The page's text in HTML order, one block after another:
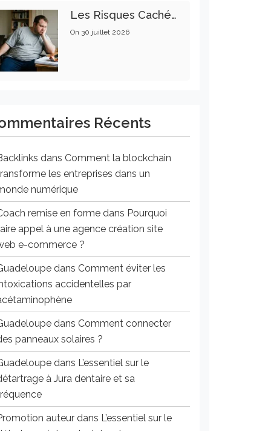
Les Risques Cachés De La Sédentarité : Un Enjeu Pour Votre Santé
On 30 juillet 2026
Récents
dans Comment la blockchain
les entreprises dans un
numérique
remise en forme dans Pourquoi
appel à une agence création site
e-commerce ?
dans Comment éviter les
accidentelles par
dans Comment connecter
panneaux solaires ?
dans L’essentiel sur le
à Jura dentaire et sa
auteur dans L’essentiel sur le